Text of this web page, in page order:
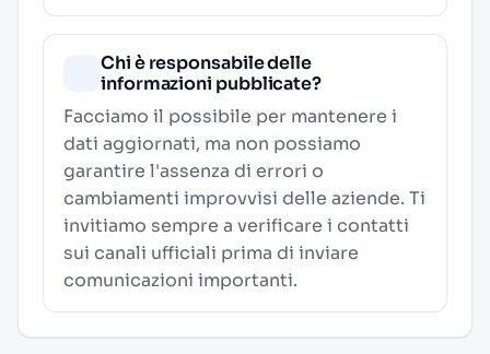
Chi è responsabile delle
informazioni pubblicate?
Facciamo il possibile per mantenere i
dati aggiornati, ma non possiamo
garantire l'assenza di errori o
cambiamenti improvvisi delle aziende. Ti
invitiamo sempre a verificare i contatti
sui canali ufficiali prima di inviare
comunicazioni importanti.